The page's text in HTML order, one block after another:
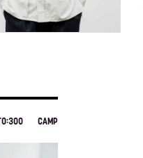
CAMP